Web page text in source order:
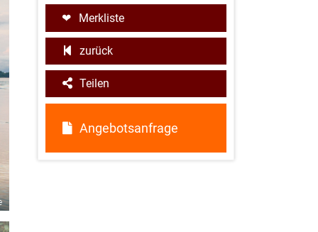
Angebotsanfrage
Merkliste
zurück
Teilen